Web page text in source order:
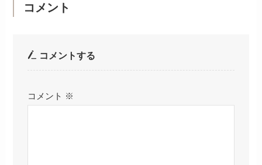
コメント
コメントする
コメント ※